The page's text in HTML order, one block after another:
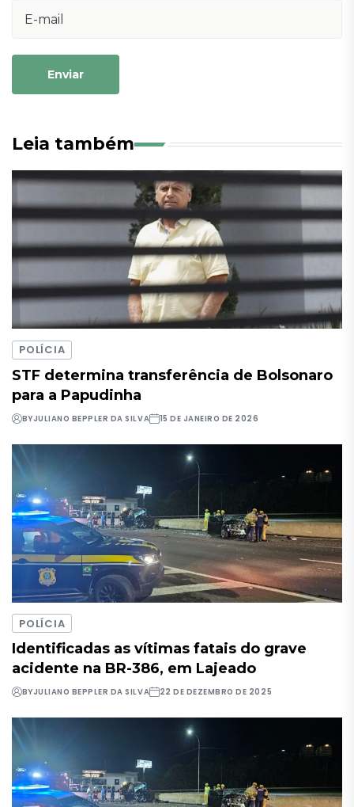
Enviar
Leia também
POLÍCIA
STF determina transferência de Bolsonaro
para a Papudinha
BYJULIANO BEPPLER DA SILVA 15 DE JANEIRO DE 2026
POLÍCIA
Identificadas as vítimas fatais do grave
acidente na BR-386, em Lajeado
BYJULIANO BEPPLER DA SILVA 22 DE DEZEMBRO DE 2025